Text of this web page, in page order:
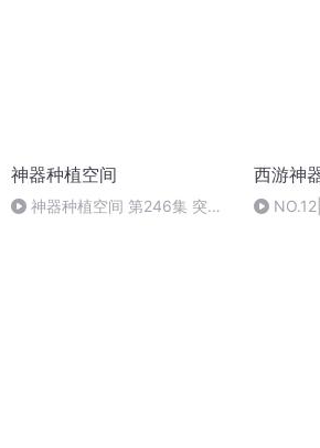
神器种植空间
神器种植空间 第246集 突
西游神